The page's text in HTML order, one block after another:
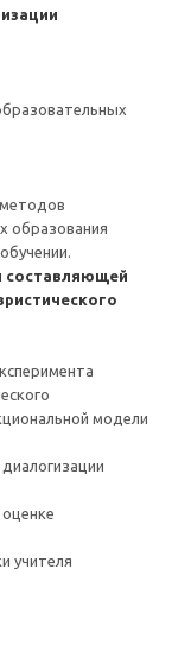
образования
составляющей
модели
учителя